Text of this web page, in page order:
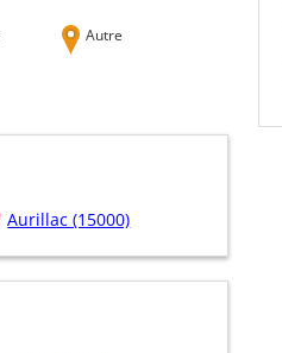
Autre
Aurillac (15000)